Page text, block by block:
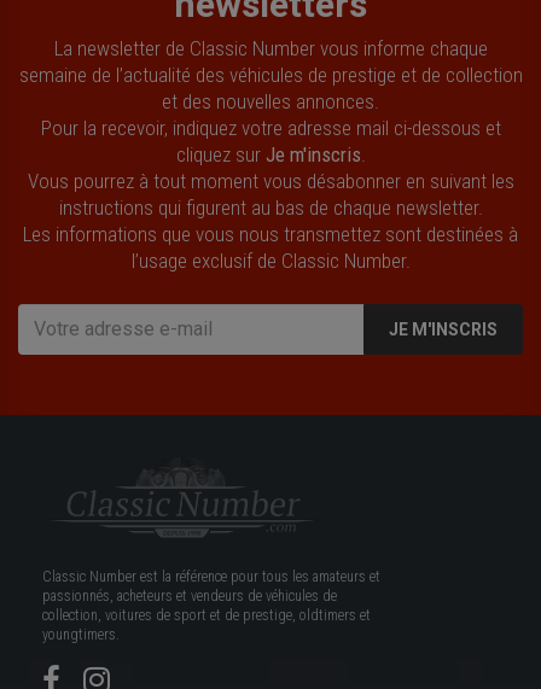
La newsletter de Classic Number vous informe chaque
semaine de l’actualité des véhicules de prestige et de collection
et des nouvelles annonces.
Pour la recevoir, indiquez votre adresse mail ci-dessous et
cliquez sur Je m'inscris.
Vous pourrez à tout moment vous désabonner en suivant les
instructions qui figurent au bas de chaque newsletter.
Les informations que vous nous transmettez sont destinées à
l’usage exclusif de Classic Number.
JE M'INSCRIS
Classic Number est la référence pour tous les amateurs et
passionnés, acheteurs et vendeurs de véhicules de
collection, voitures de sport et de prestige, oldtimers et
youngtimers.